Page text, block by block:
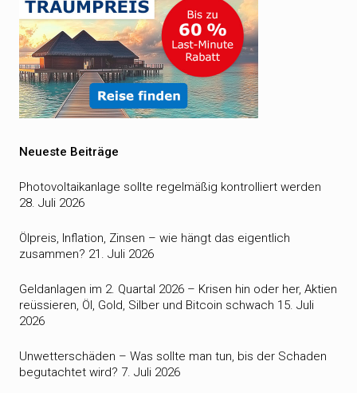
Neueste Beiträge
Photovoltaikanlage sollte regelmäßig kontrolliert werden
28. Juli 2026
Ölpreis, Inflation, Zinsen – wie hängt das eigentlich
zusammen? 21. Juli 2026
Geldanlagen im 2. Quartal 2026 – Krisen hin oder her, Aktien
reüssieren, Öl, Gold, Silber und Bitcoin schwach 15. Juli
2026
Unwetterschäden – Was sollte man tun, bis der Schaden
begutachtet wird? 7. Juli 2026